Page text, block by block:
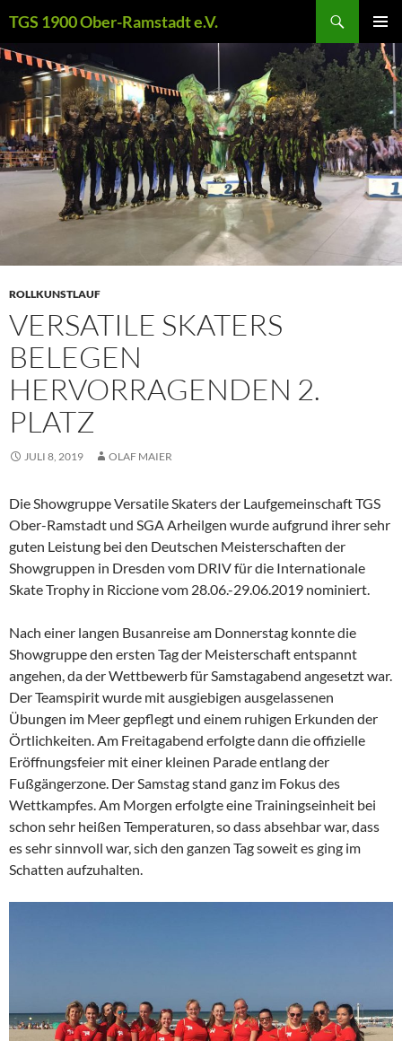
Inhalt
springen
TGS 1900 Ober-Ramstadt e.V.
MENÜ
ROLLKUNSTLAUF
VERSATILE SKATERS
BELEGEN
HERVORRAGENDEN 2.
PLATZ
JULI 8, 2019 OLAF MAIER
Die Showgruppe Versatile Skaters der Laufgemeinschaft TGS
Ober-Ramstadt und SGA Arheilgen wurde aufgrund ihrer sehr
guten Leistung bei den Deutschen Meisterschaften der
Showgruppen in Dresden vom DRIV für die Internationale
Skate Trophy in Riccione vom 28.06.-29.06.2019 nominiert.
Nach einer langen Busanreise am Donnerstag konnte die
Showgruppe den ersten Tag der Meisterschaft entspannt
angehen, da der Wettbewerb für Samstagabend angesetzt war.
Der Teamspirit wurde mit ausgiebigen ausgelassenen
Übungen im Meer gepflegt und einem ruhigen Erkunden der
Örtlichkeiten. Am Freitagabend erfolgte dann die offizielle
Eröffnungsfeier mit einer kleinen Parade entlang der
Fußgängerzone. Der Samstag stand ganz im Fokus des
Wettkampfes. Am Morgen erfolgte eine Trainingseinheit bei
schon sehr heißen Temperaturen, so dass absehbar war, dass
es sehr sinnvoll war, sich den ganzen Tag soweit es ging im
Schatten aufzuhalten.